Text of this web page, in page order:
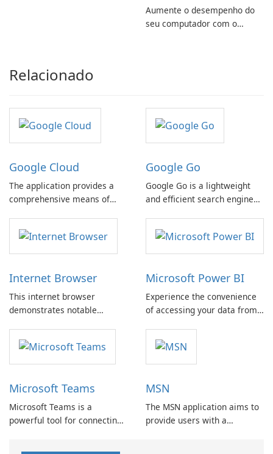
Aumente o desempenho do
seu computador com o
Relacionado
Google Cloud
The application provides a
comprehensive means of
Android device, whether a
phone or tablet.
Google Go
Google Go is a lightweight
and efficient search engine
up to 40% of your data.
Internet Browser
This internet browser
demonstrates notable
experience. Its integration of
system features offers a
enhances user navigation
and interaction.
Microsoft Power BI
Experience the convenience
of accessing your data from
stay connected with your
data and make informed
Microsoft Teams
Microsoft Teams is a
powerful tool for connecting
MSN
The MSN application aims to
provide users with a